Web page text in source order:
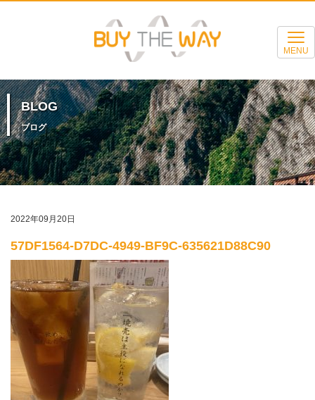
MENU
BLOG
ブログ
2022年09月20日
57DF1564-D7DC-4949-BF9C-635621D88C90